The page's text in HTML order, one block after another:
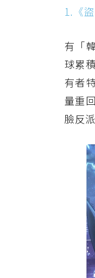
2.
7.
1.《
有「
球累
有者
量重
臉反